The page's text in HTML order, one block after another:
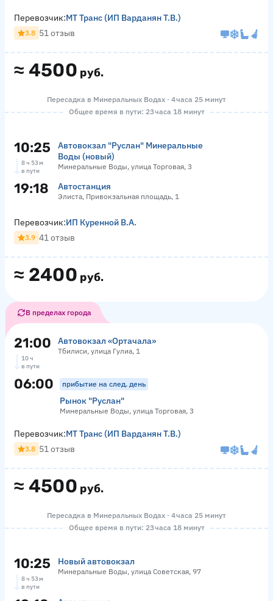
≈ 4500 руб.
Перевозчик:МТ Транс (ИП Варданян Т.В.)
3.8 51 отзыв
Пересадка в Минеральных Водах · 4 часа 25 минут
Общее время в пути: 23 часа 18 минут
10:25
Автовокзал "Руслан" Минеральные
Воды (новый)
Минеральные Воды, улица Торговая, 3
8 ч 53 м
в пути
19:18 Автостанция
Элиста, Привокзальная площадь, 1
≈ 2400 руб.
Перевозчик:ИП Куренной В.А.
3.9 41 отзыв
В пределах города
21:00 Автовокзал «Ортачала»
Тбилиси, улица Гулиа, 1
10 ч
в пути
06:00 прибытие на след. день
Рынок "Руслан"
Минеральные Воды, улица Торговая, 3
≈ 4500 руб.
Перевозчик:МТ Транс (ИП Варданян Т.В.)
3.8 51 отзыв
Пересадка в Минеральных Водах · 4 часа 25 минут
Общее время в пути: 23 часа 18 минут
10:25 Новый автовокзал
Минеральные Воды, улица Советская, 97
8 ч 53 м
в пути